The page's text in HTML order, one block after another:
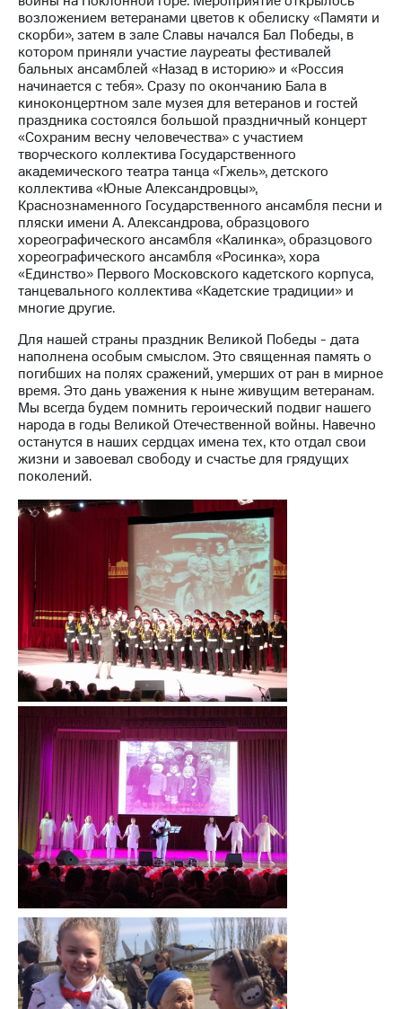
возложением ветеранами цветов к обелиску «Памяти и
скорби», затем в зале Славы начался Бал Победы, в
котором приняли участие лауреаты фестивалей
бальных ансамблей «Назад в историю» и «Россия
начинается с тебя». Сразу по окончанию Бала в
киноконцертном зале музея для ветеранов и гостей
праздника состоялся большой праздничный концерт
«Сохраним весну человечества» с участием
творческого коллектива Государственного
академического театра танца «Гжель», детского
коллектива «Юные Александровцы»,
Краснознаменного Государственного ансамбля песни и
пляски имени А. Александрова, образцового
хореографического ансамбля «Калинка», образцового
хореографического ансамбля «Росинка», хора
«Единство» Первого Московского кадетского корпуса,
танцевального коллектива «Кадетские традиции» и
многие другие.
Для нашей страны праздник Великой Победы - дата
наполнена особым смыслом. Это священная память о
погибших на полях сражений, умерших от ран в мирное
время. Это дань уважения к ныне живущим ветеранам.
Мы всегда будем помнить героический подвиг нашего
народа в годы Великой Отечественной войны. Навечно
останутся в наших сердцах имена тех, кто отдал свои
жизни и завоевал свободу и счастье для грядущих
поколений.